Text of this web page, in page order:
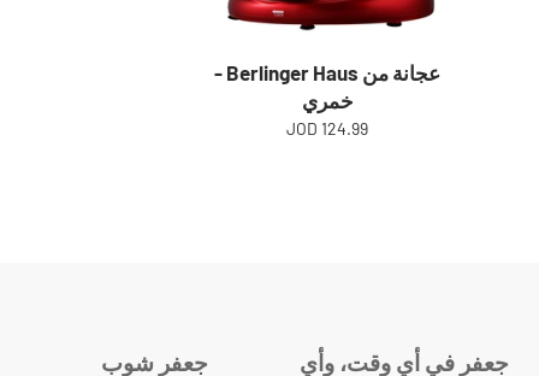
عجانة من Berlinger Haus -
خمري
124.99 JOD
جعفر في أي وقت، وأي
جعفر شوب